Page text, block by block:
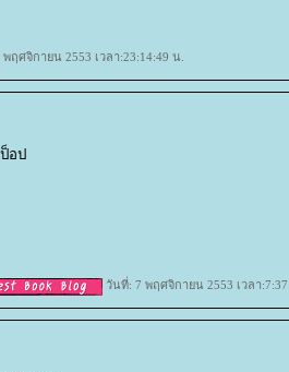
ฤศจิกายน 2553 เวลา:23:14:49 น.
อป
วันที่: 7 พฤศจิกายน 2553 เวลา